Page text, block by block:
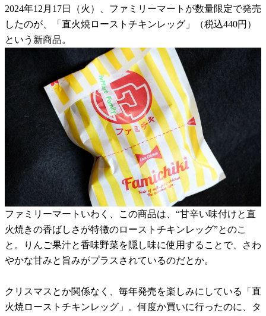
2024年12月17日（火）、ファミリーマートが数量限定で発売
したのが、「直火焼ローストチキンレッグ」（税込440円）
という新商品。
ファミリーマートいわく、この商品は、“甘辛い味付けと直
火焼きの香ばしさが特徴のローストチキンレッグ”とのこ
と。りんご果汁と香味野菜を隠し味に使用することで、さわ
やかな甘みと旨みがプラスされているのだとか。
クリスマスとか関係なく、毎年発売を楽しみにしている「直
火焼ローストチキンレッグ」。何度か買いに行ったのに、タ